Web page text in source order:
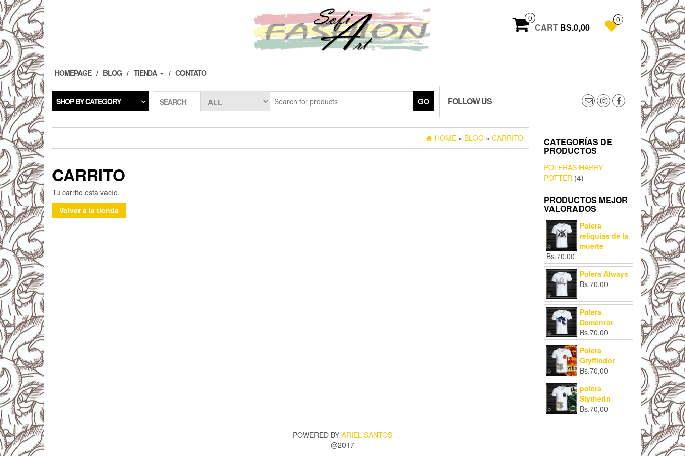
0
CART BS.0,00
0
HOMEPAGE BLOG TIENDA CONTATO
SHOP BY CATEGORY SEARCH GO FOLLOW US
HOME » BLOG » CARRITO
CARRITO
Tu carrito esta vacío.
Volver a la tienda
CATEGORÍAS DE
PRODUCTOS
POLERAS HARRY
POTTER (4)
PRODUCTOS MEJOR
VALORADOS
Polera
reliquias de la
muerte
Bs.70,00
Polera Always
Bs.70,00
Polera
Dementor
Bs.70,00
Polera
Gryffindor
Bs.70,00
polera
Slytherin
Bs.70,00
POWERED BY ARIEL SANTOS
@2017